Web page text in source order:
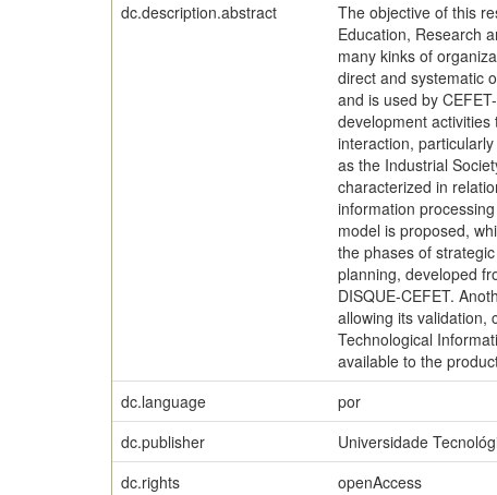
dc.description.abstract
The objective of this
Education, Research
many kinks of
direct and systematic
and is used by
development
interaction,
as the Industrial
characterized in
information
model is proposed,
the phases of
planning, developed
DISQUE-CEFET.
allowing its validation,
Technological
available to the
dc.language por
dc.publisher
Universidade
dc.rights
openAccess